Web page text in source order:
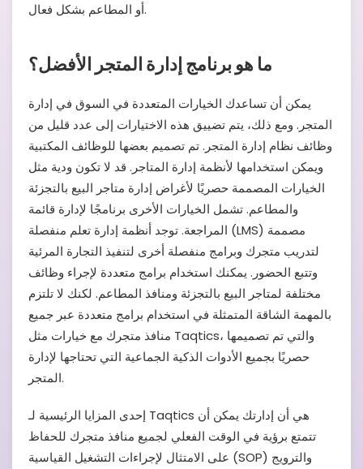
أو المطاعم بشكل فعال.
ما هو برنامج إدارة المتجر الأفضل؟
يمكن أن تساعدك الخيارات المتعددة في السوق في إدارة
المتجر. ومع ذلك، يتم تضييق هذه الاختيارات إلى عدد قليل من
وظائف نظام إدارة المتجر. تم تصميم بعضها للوظائف المكتبية
ويمكن استخدامها لأنظمة إدارة المتاجر. قد لا تكون ودية مثل
الخيارات المصممة حصريًا لأغراض إدارة متاجر البيع بالتجزئة
والمطاعم. تشمل الخيارات الأخرى برنامجًا لإدارة قائمة
المراجعة. توجد أنظمة إدارة تعلم منفصلة (LMS) مصممة
لتدريب متجرك وبرامج منفصلة أخرى لتنفيذ التجارة المرئية
وتتبع الحضور. يمكنك استخدام برامج متعددة لإجراء وظائف
مختلفة لمتاجر البيع بالتجزئة ومنافذ المطاعم. لكنك لا تلتزم
بالمهمة الشاقة المتمثلة في استخدام برامج متعددة عبر جميع
منافذ متجرك مع خيارات مثل Taqtics، والتي تم تصميمها
حصريًا بجميع الأدوات الذكية الجماعية التي تحتاجها لإدارة
المتجر.
إحدى المزايا الرئيسية لـ Taqtics هي أن إدارتك يمكن أن
تتمتع برؤية في الوقت الفعلي لجميع منافذ متجرك للحفاظ
على الامتثال لإجراءات التشغيل القياسية (SOP) والترويج